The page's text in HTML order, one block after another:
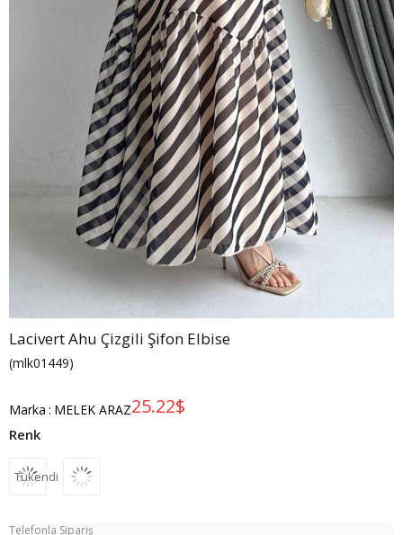
Lacivert Ahu Çizgili Şifon Elbise
(mlk01449)
Marka : MELEK ARAZ25.22$
Tükendi
Telefonla Sipariş